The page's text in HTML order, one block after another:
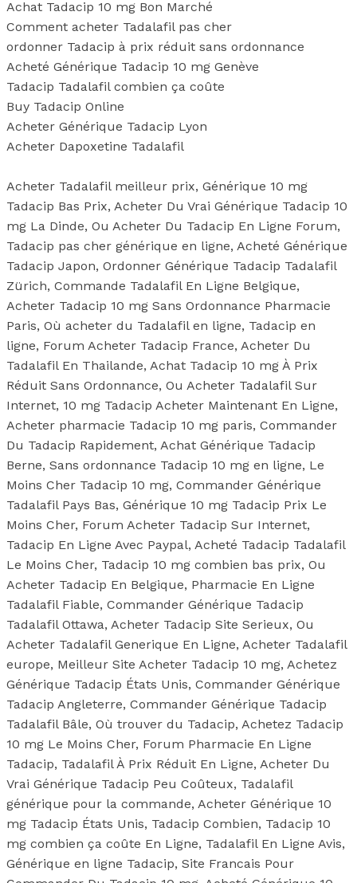
Achat Tadacip 10 mg Bon Marché
Comment acheter Tadalafil pas cher
ordonner Tadacip à prix réduit sans ordonnance
Acheté Générique Tadacip 10 mg Genève
Tadacip Tadalafil combien ça coûte
Buy Tadacip Online
Acheter Générique Tadacip Lyon
Acheter Dapoxetine Tadalafil
Acheter Tadalafil meilleur prix, Générique 10 mg
Tadacip Bas Prix, Acheter Du Vrai Générique Tadacip 10
mg La Dinde, Ou Acheter Du Tadacip En Ligne Forum,
Tadacip pas cher générique en ligne, Acheté Générique
Tadacip Japon, Ordonner Générique Tadacip Tadalafil
Zürich, Commande Tadalafil En Ligne Belgique,
Acheter Tadacip 10 mg Sans Ordonnance Pharmacie
Paris, Où acheter du Tadalafil en ligne, Tadacip en
ligne, Forum Acheter Tadacip France, Acheter Du
Tadalafil En Thailande, Achat Tadacip 10 mg À Prix
Réduit Sans Ordonnance, Ou Acheter Tadalafil Sur
Internet, 10 mg Tadacip Acheter Maintenant En Ligne,
Acheter pharmacie Tadacip 10 mg paris, Commander
Du Tadacip Rapidement, Achat Générique Tadacip
Berne, Sans ordonnance Tadacip 10 mg en ligne, Le
Moins Cher Tadacip 10 mg, Commander Générique
Tadalafil Pays Bas, Générique 10 mg Tadacip Prix Le
Moins Cher, Forum Acheter Tadacip Sur Internet,
Tadacip En Ligne Avec Paypal, Acheté Tadacip Tadalafil
Le Moins Cher, Tadacip 10 mg combien bas prix, Ou
Acheter Tadacip En Belgique, Pharmacie En Ligne
Tadalafil Fiable, Commander Générique Tadacip
Tadalafil Ottawa, Acheter Tadacip Site Serieux, Ou
Acheter Tadalafil Generique En Ligne, Acheter Tadalafil
europe, Meilleur Site Acheter Tadacip 10 mg, Achetez
Générique Tadacip États Unis, Commander Générique
Tadacip Angleterre, Commander Générique Tadacip
Tadalafil Bâle, Où trouver du Tadacip, Achetez Tadacip
10 mg Le Moins Cher, Forum Pharmacie En Ligne
Tadacip, Tadalafil À Prix Réduit En Ligne, Acheter Du
Vrai Générique Tadacip Peu Coûteux, Tadalafil
générique pour la commande, Acheter Générique 10
mg Tadacip États Unis, Tadacip Combien, Tadacip 10
mg combien ça coûte En Ligne, Tadalafil En Ligne Avis,
Générique en ligne Tadacip, Site Francais Pour